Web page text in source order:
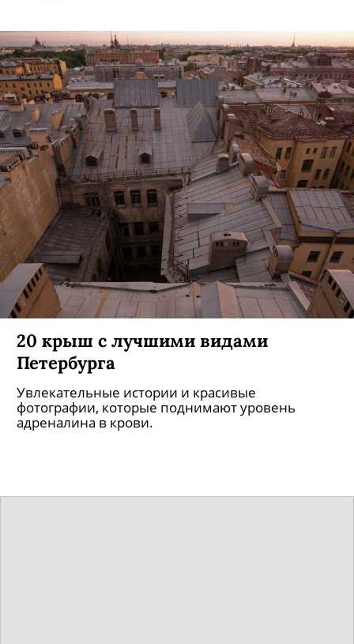
20 крыш с лучшими видами
Петербурга
Увлекательные истории и красивые
фотографии, которые поднимают уровень
адреналина в крови.